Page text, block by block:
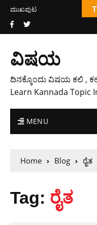
ಮುಖಪುಟ
ವಿಷಯ
ದಿನಕ್ಕೊಂದು ವಿಷಯ ಕಲಿ ,
Learn Kannada Topic
MENU
Home Blog ರೈತ
Tag: ರೈತ